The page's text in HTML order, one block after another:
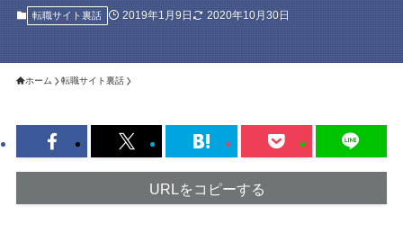
転職サイト裏話 2019年1月9日 2020年10月30日
ホーム 転職サイト裏話
URLをコピーする